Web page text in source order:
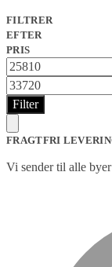
FILTRER
EFTER
PRIS
Min
price
Max
price
Filter
FRAGTFRI
Vi sender til alle